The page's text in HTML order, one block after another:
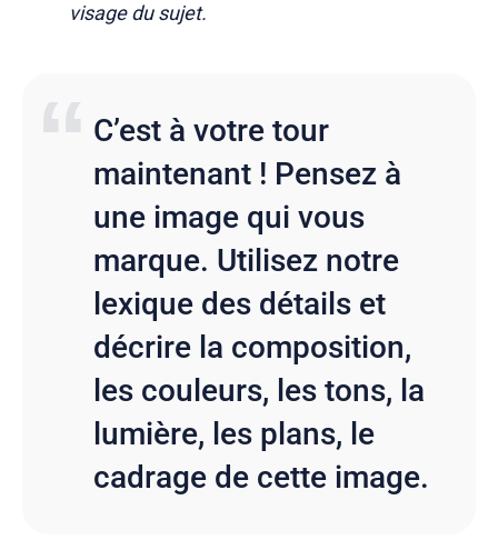
visage du sujet.
C’est à votre tour
maintenant ! Pensez à
une image qui vous
marque. Utilisez notre
lexique des détails et
décrire la composition,
les couleurs, les tons, la
lumière, les plans, le
cadrage de cette image.